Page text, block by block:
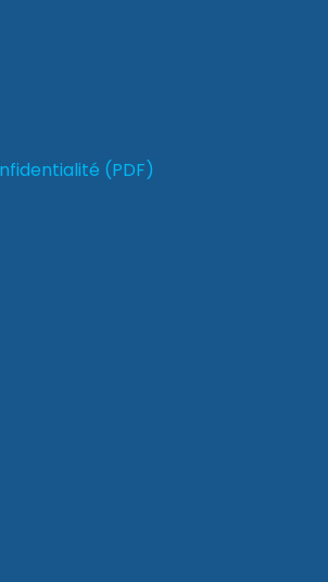
(PDF)